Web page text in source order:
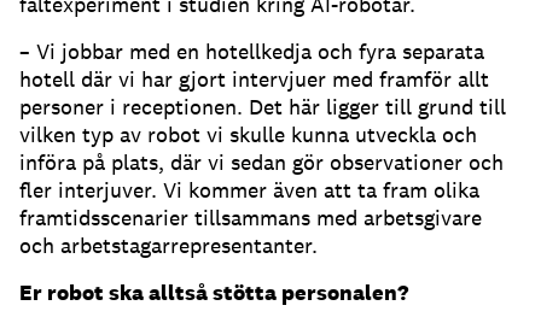
– Vi jobbar med en hotellkedja och fyra separata
hotell där vi har gjort intervjuer med framför allt
personer i receptionen. Det här ligger till grund till
vilken typ av robot vi skulle kunna utveckla och
införa på plats, där vi sedan gör observationer och
fler interjuver. Vi kommer även att ta fram olika
framtidsscenarier tillsammans med arbetsgivare
och arbetstagarrepresentanter.
Er robot ska alltså stötta personalen?